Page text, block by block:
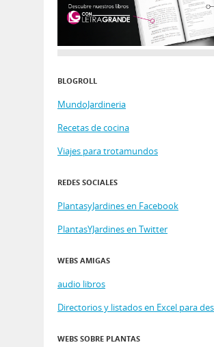
BLOGROLL
MundoJardineria
Recetas de cocina
Viajes para trotamundos
REDES SOCIALES
PlantasyJardines en Facebook
PlantasYJardines en Twitter
WEBS AMIGAS
audio libros
Directorios y listados en Excel para
WEBS SOBRE PLANTAS